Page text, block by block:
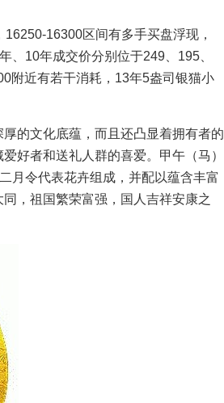
16300区间有多手买盘浮现，
、10年成交价分别位于249、195、
附近有若干消耗，13年5盎司银猫小
的文化底蕴，而且还凸显着拥有者的
好者和送礼人群的喜爱。甲午（马）
月令代表花卉组成，并配以蕴含丰富
，祖国繁荣富强，国人吉祥安康之